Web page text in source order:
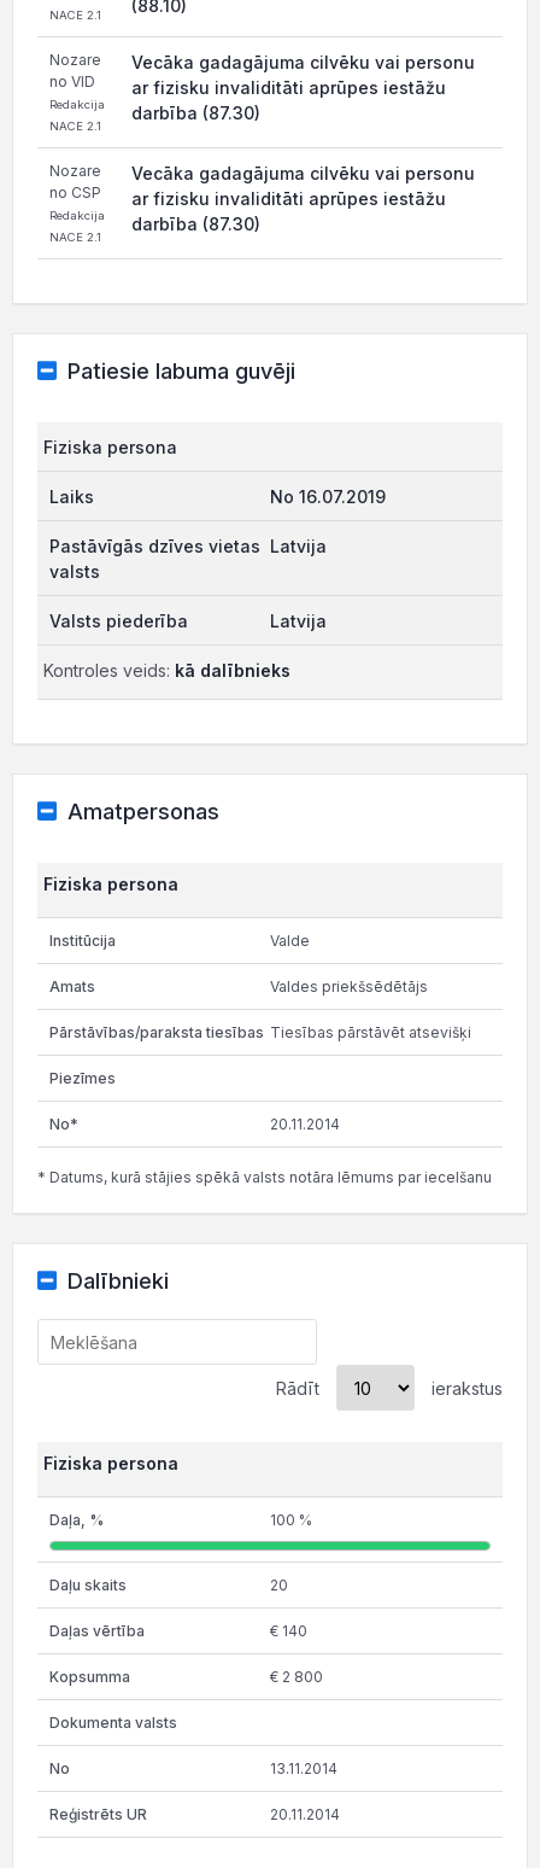
NACE 2.1 (88.10)
Nozare
no VID
Redakcija
NACE 2.1
Vecāka gadagājuma cilvēku vai personu
ar fizisku invaliditāti aprūpes iestāžu
darbība (87.30)
Nozare
no CSP
Redakcija
NACE 2.1
Vecāka gadagājuma cilvēku vai personu
ar fizisku invaliditāti aprūpes iestāžu
darbība (87.30)
Patiesie labuma guvēji
Fiziska persona
No 16.07.2019
Latvija
Latvija
Kontroles veids: kā dalībnieks
Amatpersonas
Fiziska persona
Valde
Valdes priekšsēdētājs
Tiesības pārstāvēt atsevišķi
20.11.2014
* Datums, kurā stājies spēkā valsts notāra lēmums par iecelšanu
Dalībnieki
Rādīt ierakstus
Fiziska persona
100 %
20
€ 140
€ 2 800
13.11.2014
20.11.2014